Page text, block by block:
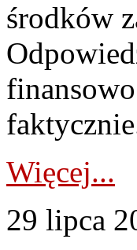
środków
Więcej...
29 lipca